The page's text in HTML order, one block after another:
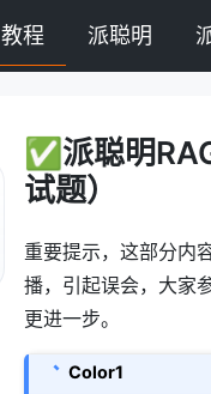
教程 派聪明
✅派聪明
试题）
重要提示，这部分内
播，引起误会，大家
更进一步。
Color1